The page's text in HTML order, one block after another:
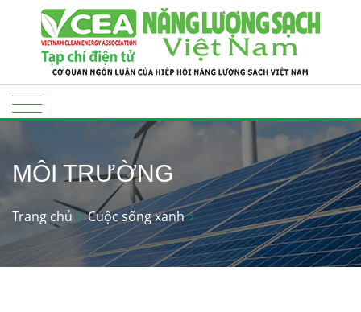
MÔI TRƯỜNG
Trang chủ Cuộc sống xanh